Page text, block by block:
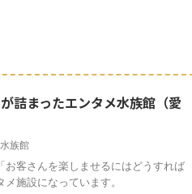
詰まったエンタメ水族館（愛
水族館
お客さんを楽しませるにはどうすれば
施設になっています。